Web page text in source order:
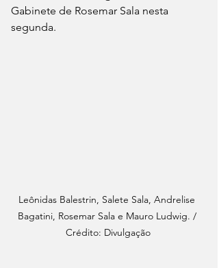
Gabinete de Rosemar Sala nesta
segunda.
Leônidas Balestrin, Salete Sala, Andrelise
Bagatini, Rosemar Sala e Mauro Ludwig. /
Crédito: Divulgação